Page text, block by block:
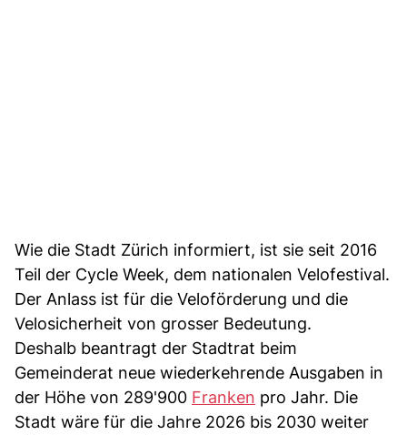
Wie die Stadt Zürich informiert, ist sie seit 2016
Teil der Cycle Week, dem nationalen Velofestival.
Der Anlass ist für die Veloförderung und die
Velosicherheit von grosser Bedeutung.
Deshalb beantragt der Stadtrat beim
Gemeinderat neue wiederkehrende Ausgaben in
der Höhe von 289'900 Franken pro Jahr. Die
Stadt wäre für die Jahre 2026 bis 2030 weiter